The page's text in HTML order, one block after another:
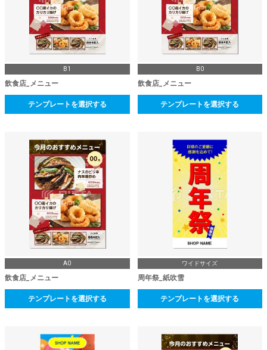
B1
飲食店_メニュー
テンプレートを選択する
B0
飲食店_メニュー
テンプレートを選択する
A0
飲食店_メニュー
テンプレートを選択する
ワイドサイズ
周年祭_紙吹雪
テンプレートを選択する